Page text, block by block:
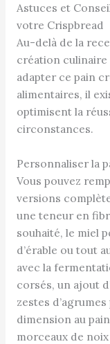
Astuces et
votre Crispbread
Au-delà de la
création culinaire
adapter ce pain
alimentaires, il
optimisent la
circonstances.
Personnaliser la
Vous pouvez
versions
une teneur en
souhaité, le miel
d’érable ou tout
avec la
corsés, un ajout
zestes
dimension au
morceaux de